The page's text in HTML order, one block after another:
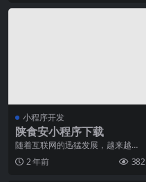
小程序开发
陕食安小程序下载
随着互联网的迅猛发展，越来越多
的人已经开始使用手机进行各种日
常操作，如购物、社交
2 年前 382